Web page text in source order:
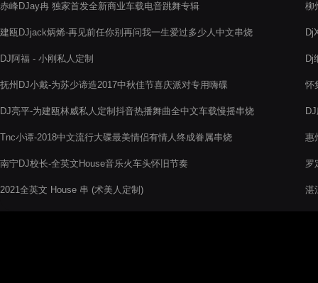
赤峰DJay冉 独家首发全新商业车载电音跳舞专辑
建瓯DJjack炳烯-再见前任你别再问我一生爱过多少人中文串烧
DJ阿福 - 小刚私人定制
抚州DJ小戴-为苏少谛造2017中秋佳节喜庆派对专用嗨碟
DJ亮平-为建瓯林威私人定制抖音热播舞曲全中文车载慢摇串烧
Tnc小谭-2018中文流行大碟最美情侣有情人终成眷属串烧
南宁DJ校长-全英文House音乐火车头怀旧节奏
2021全英文 House 串 (术美人定制)
柳
Dj
怀
惠
罗
湛